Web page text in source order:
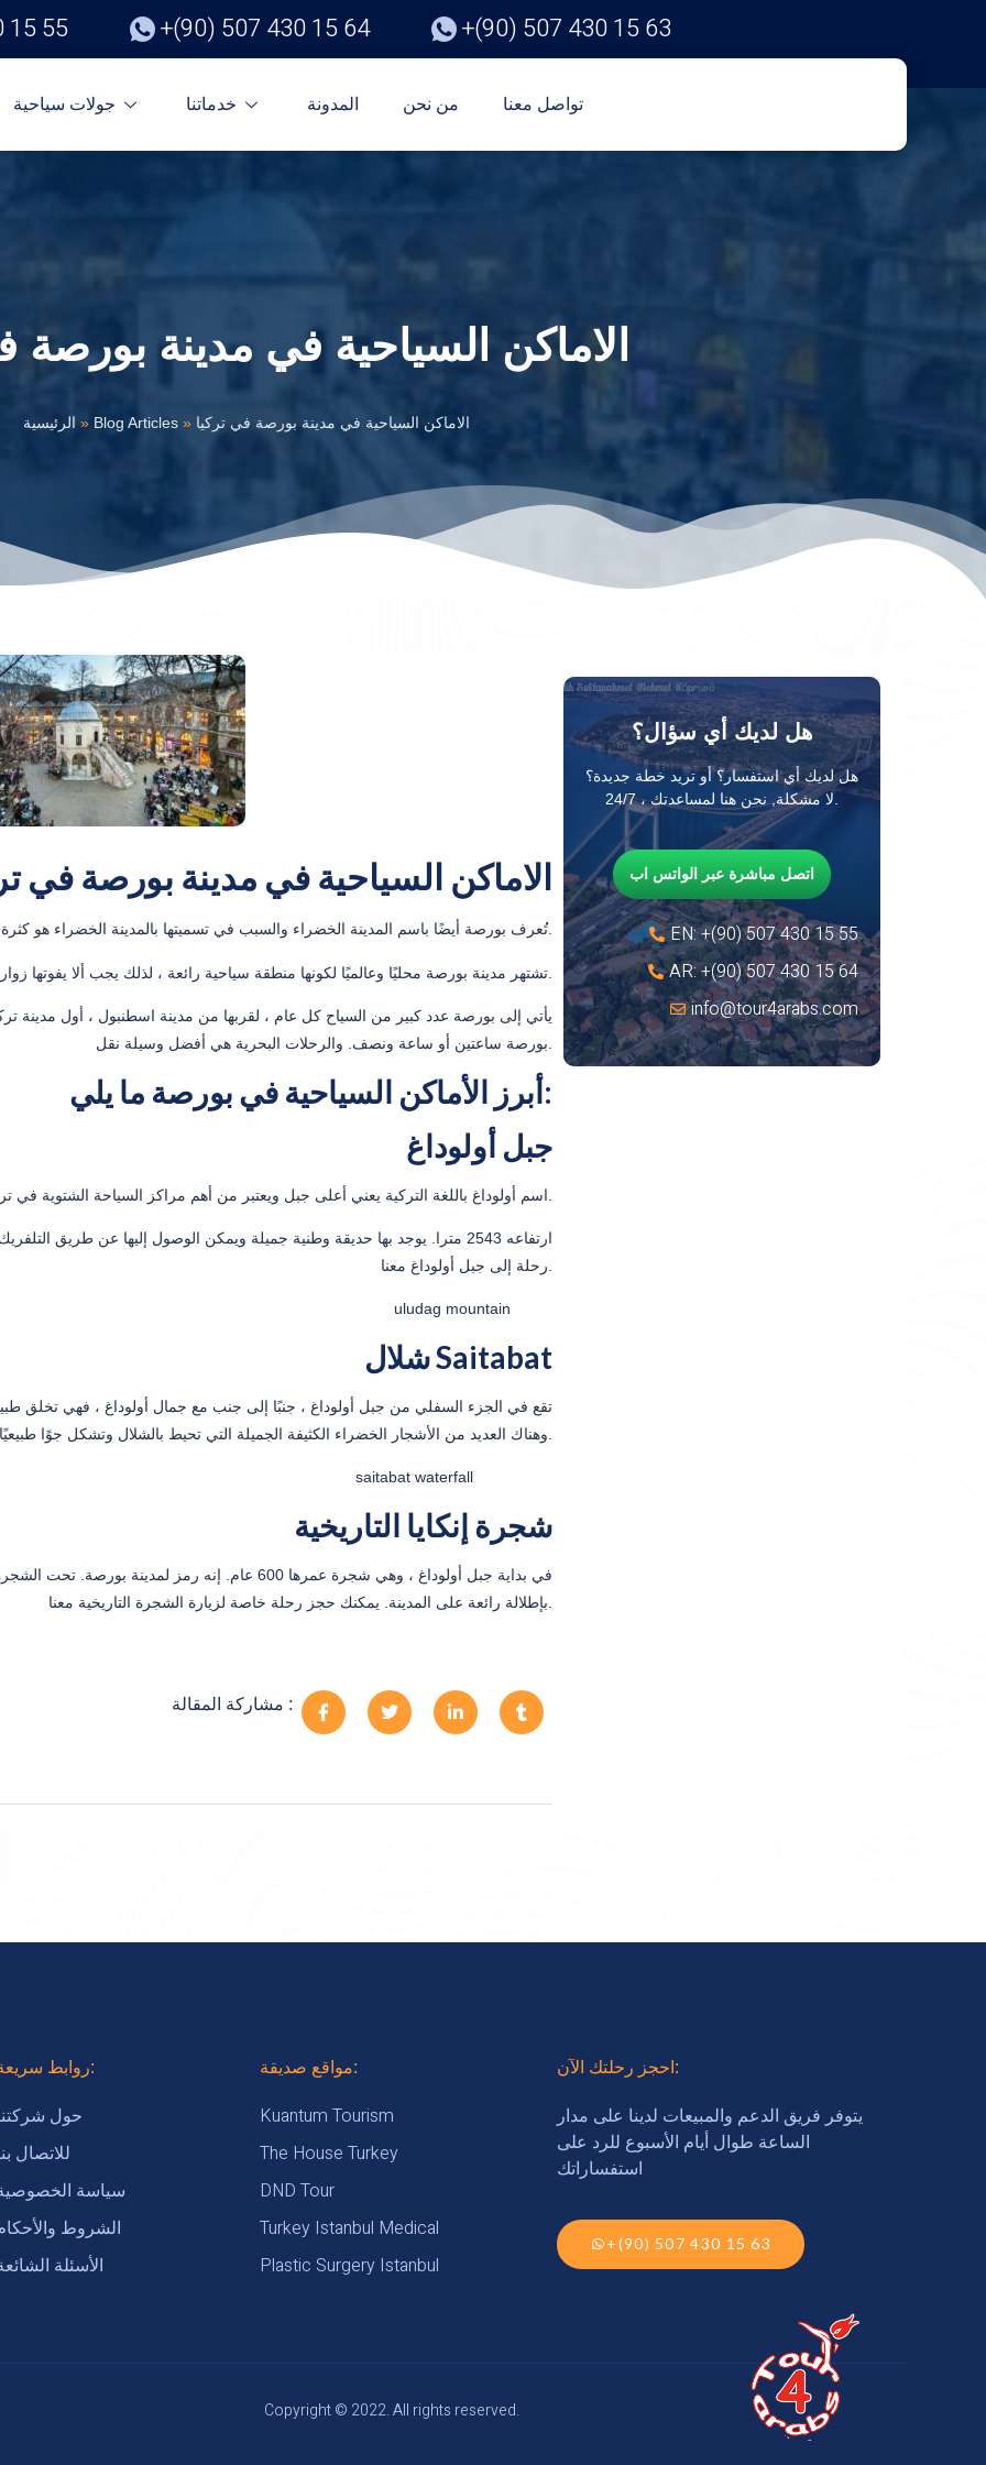
15 55 +(90) 507 430 15 64 +(90) 507 430 15 63
جولات سياحية خدماتنا المدونة من نحن تواصل معنا
الاماكن السياحية في مدينة بورصة
الرئيسية » Blog Articles » الاماكن السياحية في مدينة بورصة في تركيا
الاماكن السياحية في مدينة بورصة في
تُعرف بورصة أيضًا باسم المدينة الخضراء والسبب في تسميتها بالمدينة الخضراء هو كثرة الحدائق فيها بالإضافة إلى الغابات الشاسعة.
يأتي إلى بورصة عدد كبير من السياح كل عام ، لقربها من مدينة اسطنبول ، أول مدينة
بورصة ساعتين أو ساعة ونصف. والرحلات البحرية هي أفضل وسيلة نقل.
أبرز الأماكن السياحية في بورصة ما يلي:
جبل أولوداغ
شلال Saitabat
تقع في الجزء السفلي من جبل أولوداغ ، جنبًا إلى جنب مع جمال أولوداغ ، فهي تخلق
شجرة إنكايا التاريخية
مشاركة المقالة :
هل لديك أي سؤال؟
هل لديك أي استفسار؟ أو تريد خطة جديدة؟
لا مشكلة, نحن هنا لمساعدتك ، 24/7.
اتصل مباشرة عبر الواتس اب
EN: +(90) 507 430 15 55
AR: +(90) 507 430 15 64
info@tour4arabs.com
روابط سريعة:
حول
للاتصال
سياسة
الشروط
الأسئلة
مواقع صديقة:
Kuantum Tourism
The House Turkey
DND Tour
Turkey Istanbul Medical
Plastic Surgery Istanbul
احجز رحلتك الآن:
يتوفر فريق الدعم والمبيعات لدينا على مدار
الساعة طوال أيام الأسبوع للرد على
استفساراتك
+(90) 507 430 15 63
Copyright © 2022. All rights reserved.